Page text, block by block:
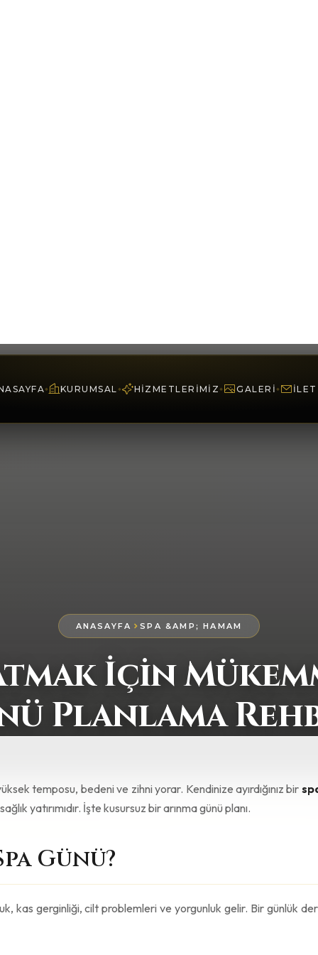
ANASAYFA SPA &AMP; HAMAM
İçin
Planlama
temposu, bedeni ve zihni yorar. Kendinize ayırdığınız bir
yatırımıdır. İşte kusursuz bir arınma günü planı.
Günü?
kas gerginliği, cilt problemleri ve yorgunluk gelir. Bir günlük